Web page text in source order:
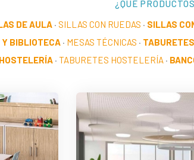
¿QUÉ
DE AULA· SILLAS CON RUEDAS · SILLAS
Y BIBLIOTECA · MESAS TÉCNICAS · TABURETES
HOSTELERÍA · TABURETES HOSTELERÍA ·